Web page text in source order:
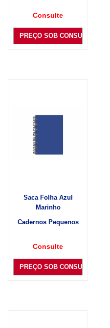
Consulte
PREÇO SOB CONSULTA
Saca Folha Azul
Marinho
Cadernos Pequenos
Consulte
PREÇO SOB CONSULTA